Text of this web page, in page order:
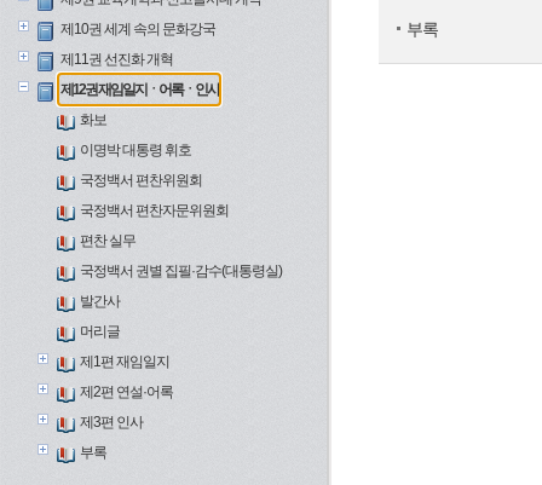
제10권 세계 속의 문화강국
제11권 선진화 개혁
제12권 재임일지ㆍ어록ㆍ인사
화보
이명박 대통령 휘호
국정백서 편찬위원회
국정백서 편찬자문위원회
편찬 실무
국정백서 권별 집필·감수(대통령실)
발간사
머리글
제1편 재임일지
제2편 연설·어록
제3편 인사
부록
부록